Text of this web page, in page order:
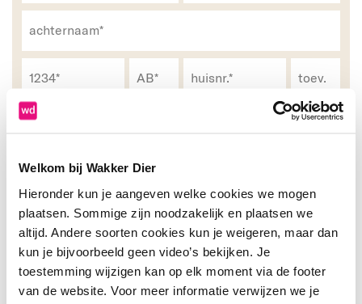
Welkom bij Wakker Dier
Hieronder kun je aangeven welke cookies we mogen
plaatsen. Sommige zijn noodzakelijk en plaatsen we
altijd. Andere soorten cookies kun je weigeren, maar dan
kun je bijvoorbeeld geen video’s bekijken. Je
toestemming wijzigen kan op elk moment via de footer
van de website. Voor meer informatie verwijzen we je
Ik blijf graag via e-mail op de hoogte van acties
en ontvang maandelijks updates.
Als je je telefoonnummer invult, dan mogen we je bellen over
hoe we samen de dieren kunnen helpen.